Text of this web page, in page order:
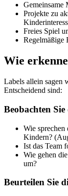
Gemeinsame
Projekte zu
Freies Spiel
Regelmäßige
Wie
Labels allein sagen
Entscheidend sind:
Beobachten Sie
Wie
Kindern?
Ist das Team
Wie gehen
um?
Beurteilen Sie